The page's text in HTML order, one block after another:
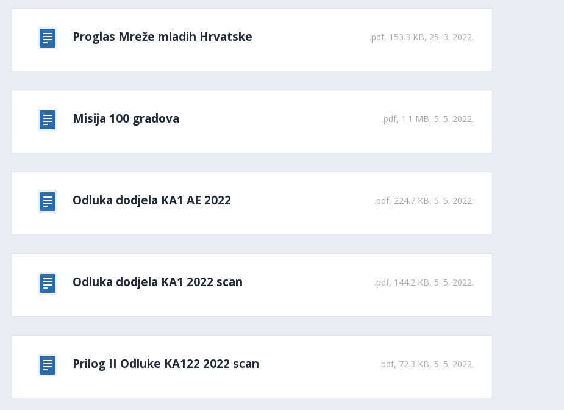
Proglas Mreže mladih Hrvatske .pdf, 153.3 KB, 25. 3. 2022.
Misija 100 gradova .pdf, 1.1 MB, 5. 5. 2022.
Odluka dodjela KA1 AE 2022 .pdf, 224.7 KB, 5. 5. 2022.
Odluka dodjela KA1 2022 scan .pdf, 144.2 KB, 5. 5. 2022.
Prilog II Odluke KA122 2022 scan .pdf, 72.3 KB, 5. 5. 2022.